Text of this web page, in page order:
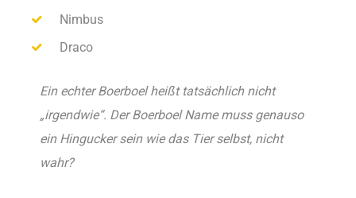
Nimbus
Draco
Ein echter Boerboel heißt tatsächlich nicht
„irgendwie“. Der Boerboel Name muss genauso
ein Hingucker sein wie das Tier selbst, nicht
wahr?